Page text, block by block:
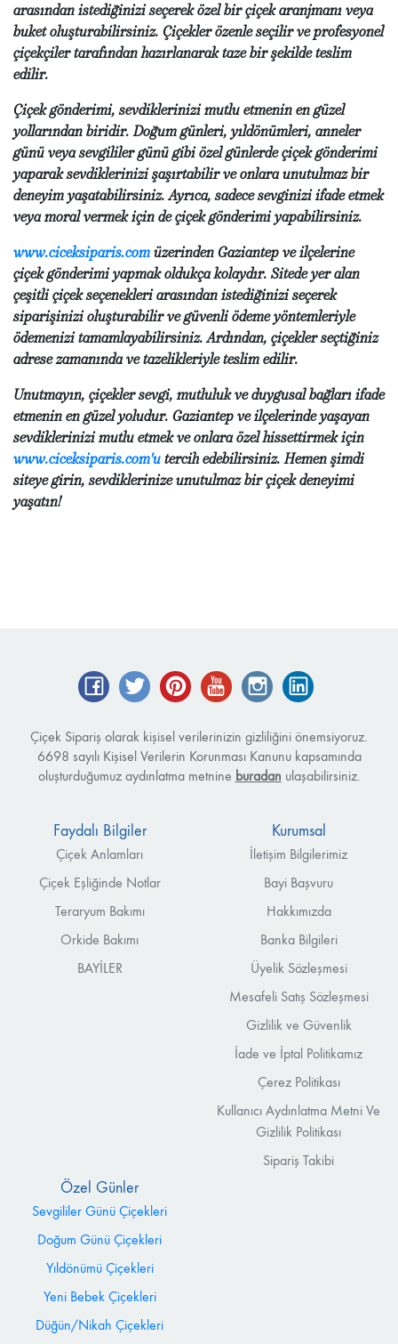
arasından istediğinizi seçerek özel bir çiçek aranjmanı veya
buket oluşturabilirsiniz. Çiçekler özenle seçilir ve profesyonel
çiçekçiler tarafından hazırlanarak taze bir şekilde teslim
edilir.
Çiçek gönderimi, sevdiklerinizi mutlu etmenin en güzel
yollarından biridir. Doğum günleri, yıldönümleri, anneler
günü veya sevgililer günü gibi özel günlerde çiçek gönderimi
yaparak sevdiklerinizi şaşırtabilir ve onlara unutulmaz bir
deneyim yaşatabilirsiniz. Ayrıca, sadece sevginizi ifade etmek
veya moral vermek için de çiçek gönderimi yapabilirsiniz.
www.ciceksiparis.com üzerinden Gaziantep ve ilçelerine
çiçek gönderimi yapmak oldukça kolaydır. Sitede yer alan
çeşitli çiçek seçenekleri arasından istediğinizi seçerek
siparişinizi oluşturabilir ve güvenli ödeme yöntemleriyle
ödemenizi tamamlayabilirsiniz. Ardından, çiçekler seçtiğiniz
adrese zamanında ve tazelikleriyle teslim edilir.
Unutmayın, çiçekler sevgi, mutluluk ve duygusal bağları ifade
etmenin en güzel yoludur. Gaziantep ve ilçelerinde yaşayan
sevdiklerinizi mutlu etmek ve onlara özel hissettirmek için
www.ciceksiparis.com'u tercih edebilirsiniz. Hemen şimdi
siteye girin, sevdiklerinize unutulmaz bir çiçek deneyimi
yaşatın!
FacebookTwitter Pinterest YouTube Instagram
Çiçek Sipariş olarak kişisel verilerinizin gizliliğini önemsiyoruz.
6698 sayılı Kişisel Verilerin Korunması Kanunu kapsamında
oluşturduğumuz aydınlatma metnine buradan ulaşabilirsiniz.
Faydalı Bilgiler
Çiçek Anlamları
Çiçek Eşliğinde Notlar
Teraryum Bakımı
Orkide Bakımı
BAYİLER
Kurumsal
İletişim Bilgilerimiz
Bayi Başvuru
Hakkımızda
Banka Bilgileri
Üyelik Sözleşmesi
Mesafeli Satış Sözleşmesi
Gizlilik ve Güvenlik
İade ve İptal Politikamız
Çerez Politikası
Kullanıcı Aydınlatma Metni Ve
Gizlilik Politikası
Sipariş Takibi
Özel Günler
Sevgililer Günü Çiçekleri
Doğum Günü Çiçekleri
Yıldönümü Çiçekleri
Yeni Bebek Çiçekleri
Düğün/Nikah Çiçekleri